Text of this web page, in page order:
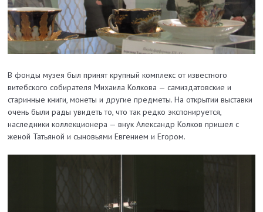
В фонды музея был принят крупный комплекс от известного
витебского собирателя Михаила Колкова — самиздатовские и
старинные книги, монеты и другие предметы. На открытии выставки
очень были рады увидеть то, что так редко экспонируется,
наследники коллекционера — внук Александр Колков пришел с
женой Татьяной и сыновьями Евгением и Егором.